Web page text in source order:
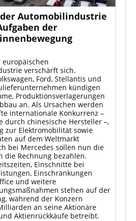
Automobilindustrie
der
europäischen
verschärft sich.
Ford, Stellantis und
kündigen
Produktionsverlagerungen
an. Als Ursachen werden
internationale Konkurrenz –
durch chinesische Hersteller –,
zur Elektromobilität sowie
auf dem Weltmarkt
bei Mercedes sollen nun die
die Rechnung bezahlen.
Einschnitte bei
Einschränkungen
und weitere
stehen auf der
während der Konzern
an seine Aktionäre
Aktienrückkäufe betreibt.